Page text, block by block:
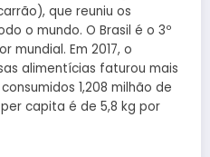
que reuniu os
o mundo. O Brasil é o 3º
mundial. Em 2017, o
alimentícias faturou mais
1,208 milhão de
capita é de 5,8 kg por